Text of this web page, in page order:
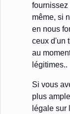
même, si
en nous
ceux d'un
au
légitimes..
Si vous
plus
légale